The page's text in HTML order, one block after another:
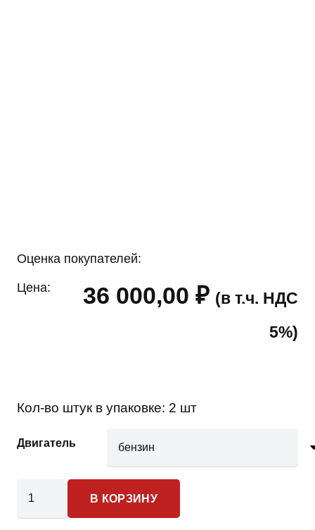
Оценка покупателей:
Цена: 36 000,00 ₽ (в т.ч. НДС
5%)
Кол-во штук в упаковке: 2 шт
Двигатель
товара
В КОРЗИНУ